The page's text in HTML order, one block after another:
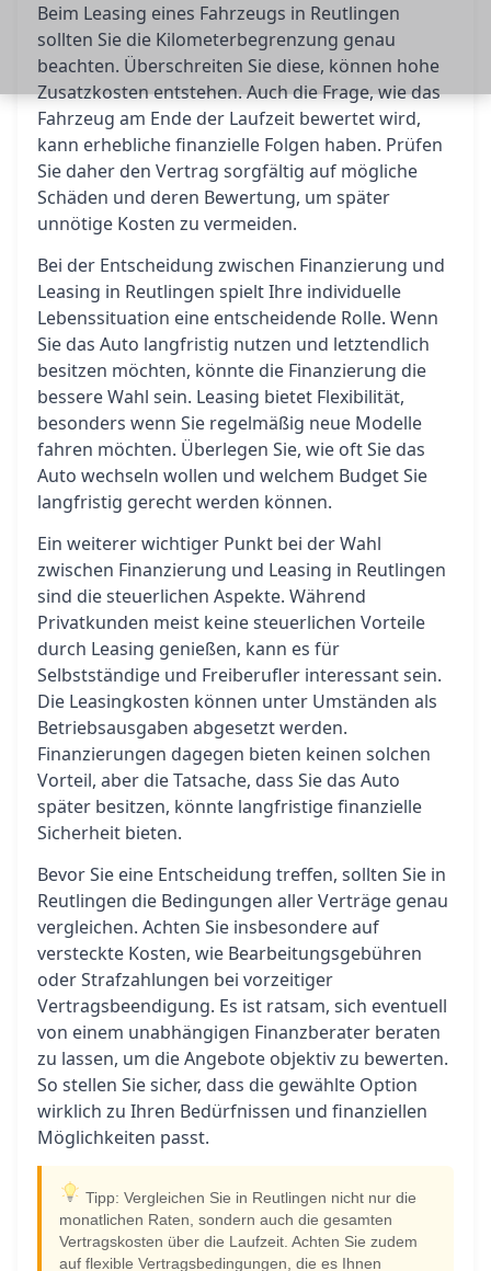
Beim Leasing eines Fahrzeugs in Reutlingen
sollten Sie die Kilometerbegrenzung genau
beachten. Überschreiten Sie diese, können hohe
Zusatzkosten entstehen. Auch die Frage, wie das
Fahrzeug am Ende der Laufzeit bewertet wird,
kann erhebliche finanzielle Folgen haben. Prüfen
Sie daher den Vertrag sorgfältig auf mögliche
Schäden und deren Bewertung, um später
unnötige Kosten zu vermeiden.
Bei der Entscheidung zwischen Finanzierung und
Leasing in Reutlingen spielt Ihre individuelle
Lebenssituation eine entscheidende Rolle. Wenn
Sie das Auto langfristig nutzen und letztendlich
besitzen möchten, könnte die Finanzierung die
bessere Wahl sein. Leasing bietet Flexibilität,
besonders wenn Sie regelmäßig neue Modelle
fahren möchten. Überlegen Sie, wie oft Sie das
Auto wechseln wollen und welchem Budget Sie
langfristig gerecht werden können.
Ein weiterer wichtiger Punkt bei der Wahl
zwischen Finanzierung und Leasing in Reutlingen
sind die steuerlichen Aspekte. Während
Privatkunden meist keine steuerlichen Vorteile
durch Leasing genießen, kann es für
Selbstständige und Freiberufler interessant sein.
Die Leasingkosten können unter Umständen als
Betriebsausgaben abgesetzt werden.
Finanzierungen dagegen bieten keinen solchen
Vorteil, aber die Tatsache, dass Sie das Auto
später besitzen, könnte langfristige finanzielle
Sicherheit bieten.
Bevor Sie eine Entscheidung treffen, sollten Sie in
Reutlingen die Bedingungen aller Verträge genau
vergleichen. Achten Sie insbesondere auf
versteckte Kosten, wie Bearbeitungsgebühren
oder Strafzahlungen bei vorzeitiger
Vertragsbeendigung. Es ist ratsam, sich eventuell
von einem unabhängigen Finanzberater beraten
zu lassen, um die Angebote objektiv zu bewerten.
So stellen Sie sicher, dass die gewählte Option
wirklich zu Ihren Bedürfnissen und finanziellen
Möglichkeiten passt.
Tipp: Vergleichen Sie in Reutlingen nicht nur die
monatlichen Raten, sondern auch die gesamten
Vertragskosten über die Laufzeit. Achten Sie zudem
auf flexible Vertragsbedingungen, die es Ihnen